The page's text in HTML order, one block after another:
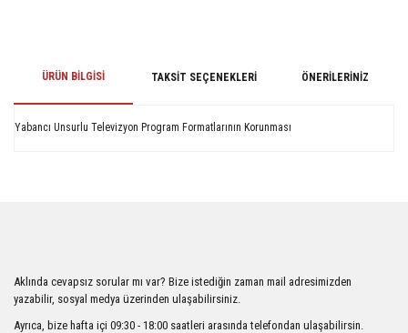
ÜRÜN BILGISI TAKSIT SEÇENEKLERI ÖNERILERINIZ
Yabancı Unsurlu Televizyon Program Formatlarının Korunması
Ürün açıklamasında eksik bilgiler bulunuyor.
Ürün bilgilerinde hatalar bulunuyor.
Aklında cevapsız sorular mı var? Bize istediğin zaman mail adresimizden
yazabilir, sosyal medya üzerinden ulaşabilirsiniz.
Ayrıca, bize hafta içi 09:30 - 18:00 saatleri arasında telefondan ulaşabilirsin.